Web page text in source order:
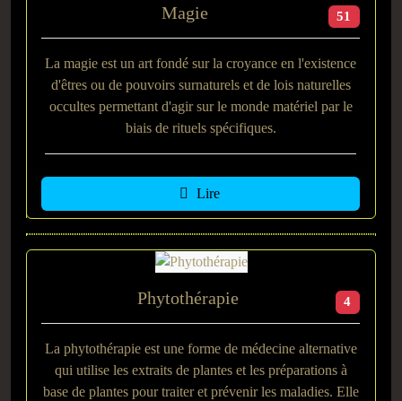
Magie 51
La magie est un art fondé sur la croyance en l'existence
d'êtres ou de pouvoirs surnaturels et de lois naturelles
occultes permettant d'agir sur le monde matériel par le
biais de rituels spécifiques.
Lire
Phytothérapie 4
La phytothérapie est une forme de médecine alternative
qui utilise les extraits de plantes et les préparations à
base de plantes pour traiter et prévenir les maladies. Elle